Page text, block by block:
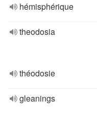
hémisphérique
theodosia
théodosie
gleanings